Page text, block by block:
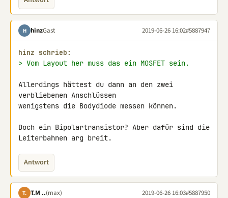
H hinzGast 2019-06-26 16:02#5887947
hinz schrieb:
> Vom Layout her muss das ein MOSFET sein.
Allerdings hättest du dann an den zwei
verbliebenen Anschlüssen
wenigstens die Bodydiode messen können.
Doch ein Bipolartransistor? Aber dafür sind die
Leiterbahnen arg breit.
Antwort
T. T.M ..(max) 2019-06-26 16:03#5887950